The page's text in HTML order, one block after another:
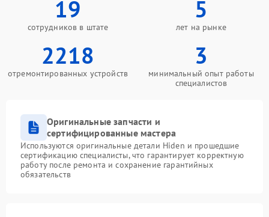
19
сотрудников в штате
5
лет на рынке
2218
отремонтированных устройств
3
минимальный опыт работы
специалистов
Оригинальные запчасти и
сертифицированные мастера
Используются оригинальные детали Hiden и прошедшие
сертификацию специалисты, что гарантирует корректную
работу после ремонта и сохранение гарантийных
обязательств